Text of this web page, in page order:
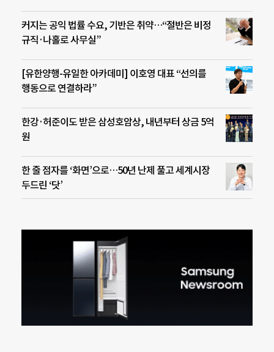
커지는 공익 법률 수요, 기반은 취약…“절반은 비정
규직·나홀로 사무실”
[유한양행-유일한 아카데미] 이호영 대표 “선의를
행동으로 연결하라”
한강·허준이도 받은 삼성호암상, 내년부터 상금 5억
원
한 줄 점자를 ‘화면’으로…50년 난제 풀고 세계시장
두드린 ‘닷’